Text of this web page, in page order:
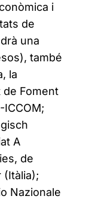
i
de
una
també
la
de Foment
ICCOM;
A
de
(Itàlia);
Nazionale